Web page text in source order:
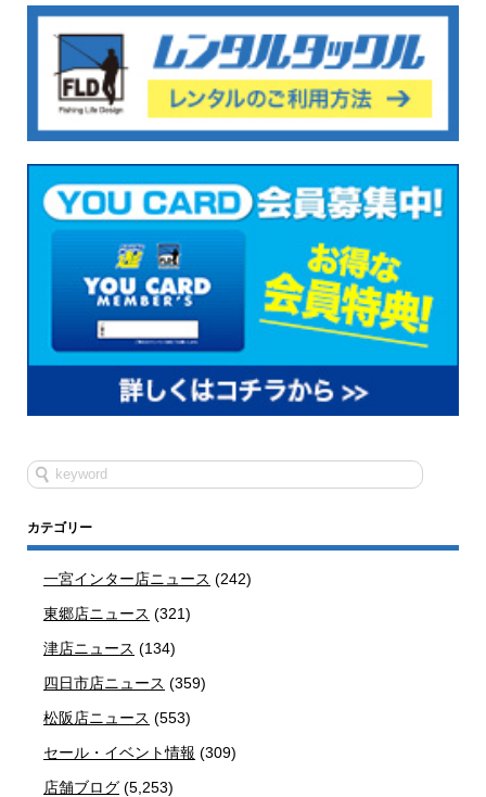
カテゴリー
一宮インター店ニュース (242)
東郷店ニュース (321)
津店ニュース (134)
四日市店ニュース (359)
松阪店ニュース (553)
セール・イベント情報 (309)
店舗ブログ (5,253)